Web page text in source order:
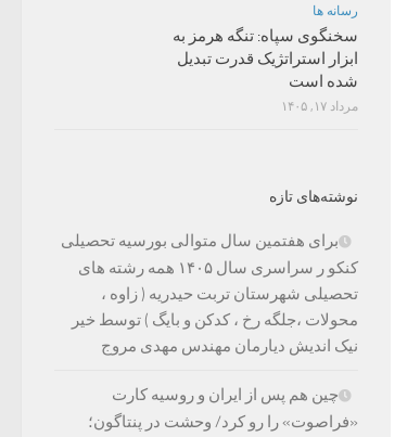
رسانه ها
سخنگوی سپاه: تنگه هرمز به
ابزار استراتژیک قدرت تبدیل
شده است
مرداد ۱۷, ۱۴۰۵
نوشته‌های تازه
برای هفتمین سال متوالی بورسیه تحصیلی
کنکو ر سراسری سال ۱۴۰۵ همه رشته های
تحصیلی شهرستان تربت حیدریه ( زاوه ،
محولات ،جلگه رخ ، کدکن و بایگ ) توسط خیر
نیک اندیش دیارمان مهندس مهدی مروج
چین هم پس از ایران و روسیه کارت
«فراصوت» را رو کرد/ وحشت در پنتاگون؛